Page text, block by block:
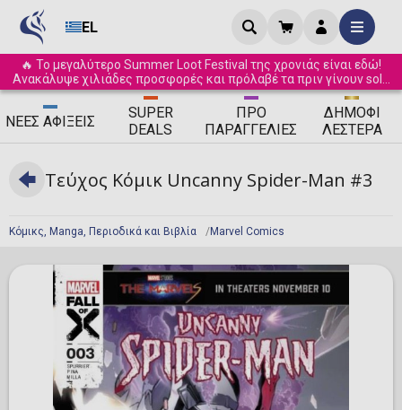
EL
🔥 Το μεγαλύτερο Summer Loot Festival της χρονιάς είναι εδώ!
Ανακάλυψε χιλιάδες προσφορές και πρόλαβέ τα πριν γίνουν sold
out! ☀️
ΝΈΕΣ ΑΦΊΞΕΙΣ
SUPER
DEALS
ΠΡΟ
ΠΑΡΑΓΓΕΛΊΕΣ
ΔΗΜΟΦΙ
ΛΈΣΤΕΡΑ
Κόμικς, Manga, Περιοδικά και Βιβλία Marvel Comics
Τεύχος Κόμικ Uncanny Spider-Man #3